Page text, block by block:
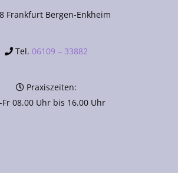
Frankfurt Bergen-Enkheim
Tel. 06109 – 33882
Praxiszeiten:
Fr 08.00 Uhr bis 16.00 Uhr